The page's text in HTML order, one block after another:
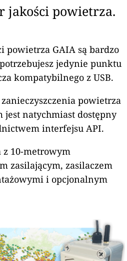
jakości powietrza.
powietrza GAIA są bardzo
jedynie punktu
kompatybilnego z USB.
powietrza
jest natychmiast dostępny
interfejsu API.
z 10-metrowym
zasilającym, zasilaczem
i opcjonalnym